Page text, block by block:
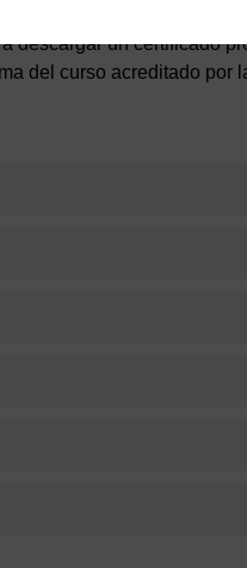
descargar un certificado
del curso acreditado